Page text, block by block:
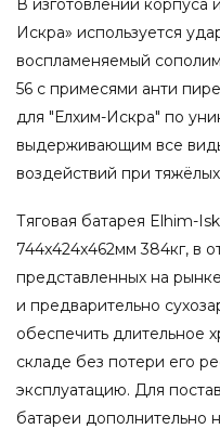
Искра» используется
воспламеняемый
56 с примесями анти
для "Елхим-Искра" по
выдерживающим все
воздействий при
Тяговая батарея Elhim-
744x424x462мм 384кг, в
представленных на
и предварительно
обеспечить длительное
складе без потери его
эксплуатацию. Для
батареи дополнительно